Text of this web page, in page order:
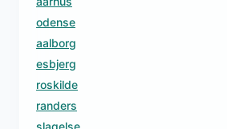
odense
aalborg
esbjerg
roskilde
randers
slagelse